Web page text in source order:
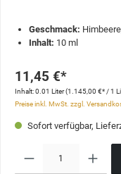
Geschmack:
Inhalt: 10 ml
11,45 €*
Inhalt:0.01 Liter(1.145,00 €* / 1
Preise inkl. MwSt. zzgl.
Sofort verfügbar,